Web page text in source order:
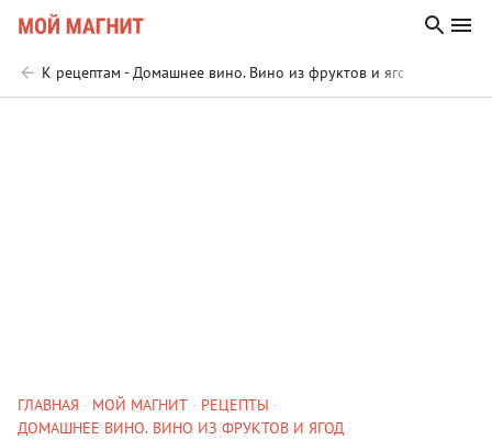
К рецептам - Домашнее вино. Вино из фруктов и ягод
ГЛАВНАЯ МОЙ МАГНИТ
РЕЦЕПТЫ
ДОМАШНЕЕ ВИНО. ВИНО ИЗ ФРУКТОВ И ЯГОД